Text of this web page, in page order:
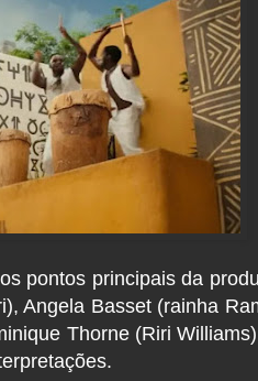
pontos principais da
Angela Basset (rainha
Thorne (Riri